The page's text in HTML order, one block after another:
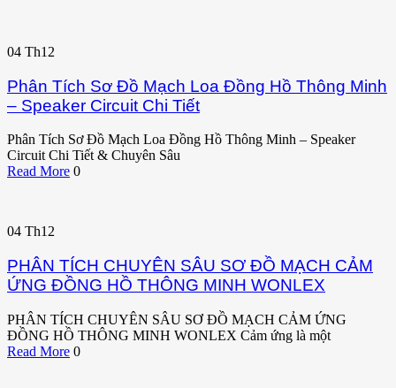
04 Th12
Phân Tích Sơ Đồ Mạch Loa Đồng Hồ Thông Minh
– Speaker Circuit Chi Tiết
Phân Tích Sơ Đồ Mạch Loa Đồng Hồ Thông Minh – Speaker
Circuit Chi Tiết & Chuyên Sâu
Read More 0
04 Th12
PHÂN TÍCH CHUYÊN SÂU SƠ ĐỒ MẠCH CẢM
ỨNG ĐỒNG HỒ THÔNG MINH WONLEX
PHÂN TÍCH CHUYÊN SÂU SƠ ĐỒ MẠCH CẢM ỨNG
ĐỒNG HỒ THÔNG MINH WONLEX Cảm ứng là một
Read More 0